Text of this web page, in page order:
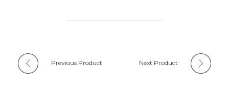
Previous Product Next Product